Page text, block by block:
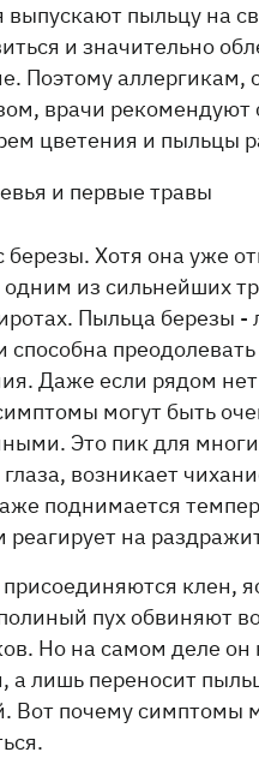
выпускают пыльцу на
и значительно
Поэтому
врачи рекомендуют
цветения и пыльцы
и первые травы
Хотя она уже
одним из сильнейших
Пыльца березы -
способна
Даже если рядом
могут быть
Это пик для
глаза, возникает
поднимается
реагирует на
клен,
пух обвиняют
Но на самом деле он
а лишь переносит
Вот почему симптомы